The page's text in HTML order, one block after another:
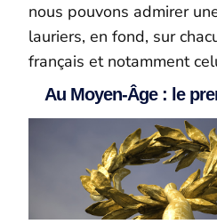
nous pouvons admirer
lauriers, en fond, sur
français et notamment
Au Moyen-Âge : le